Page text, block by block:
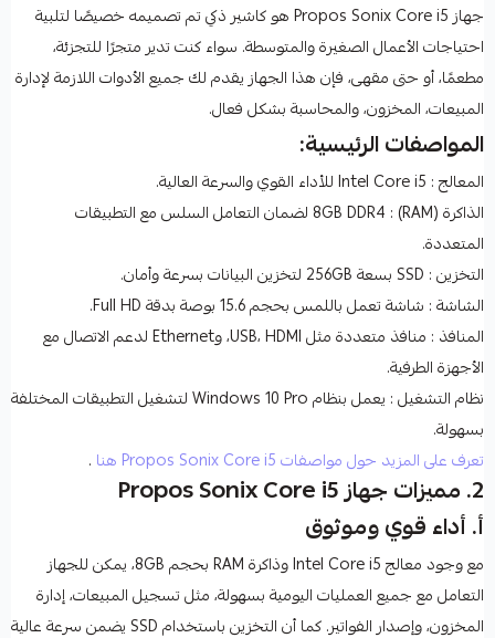
جهازPropos Sonix Core i5هو كاشير ذكي تم تصميمه خصيصًا لتلبية
احتياجات الأعمال الصغيرة والمتوسطة. سواء كنت تدير متجرًا للتجزئة،
مطعمًا، أو حتى مقهى، فإن هذا الجهاز يقدم لك جميع الأدوات اللازمة لإدارة
المبيعات، المخزون، والمحاسبة بشكل فعال.
المواصفات الرئيسية:
المعالج: Intel Core i5 للأداء القوي والسرعة العالية.
الذاكرة (RAM)
: 8GB DDR4 لضمان التعامل السلس مع التطبيقات
المتعددة.
التخزين: SSD بسعة 256GB لتخزين البيانات بسرعة وأمان.
الشاشة: شاشة تعمل باللمس بحجم 15.6 بوصة بدقة Full HD.
المنافذ
: منافذ متعددة مثل USB، HDMI، وEthernet لدعم الاتصال مع
الأجهزة الطرفية.
نظام التشغيل
: يعمل بنظام Windows 10 Pro لتشغيل التطبيقات المختلفة
بسهولة.
تعرف على المزيد حول مواصفات Propos Sonix Core i5 هنا
.
2. مميزات جهاز Propos Sonix Core i5
أ. أداء قوي وموثوق
مع وجود معالج Intel Core i5 وذاكرة RAM بحجم 8GB، يمكن للجهاز
التعامل مع جميع العمليات اليومية بسهولة، مثل تسجيل المبيعات، إدارة
المخزون، وإصدار الفواتير. كما أن التخزين باستخدام SSD يضمن سرعة عالية